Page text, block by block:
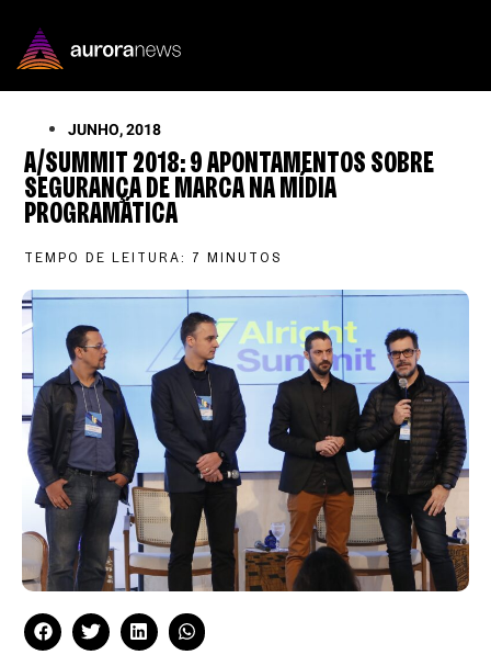
JUNHO, 2018
A/SUMMIT 2018: 9 APONTAMENTOS SOBRE
SEGURANÇA DE MARCA NA MÍDIA
PROGRAMÁTICA
TEMPO DE LEITURA: 7 MINUTOS